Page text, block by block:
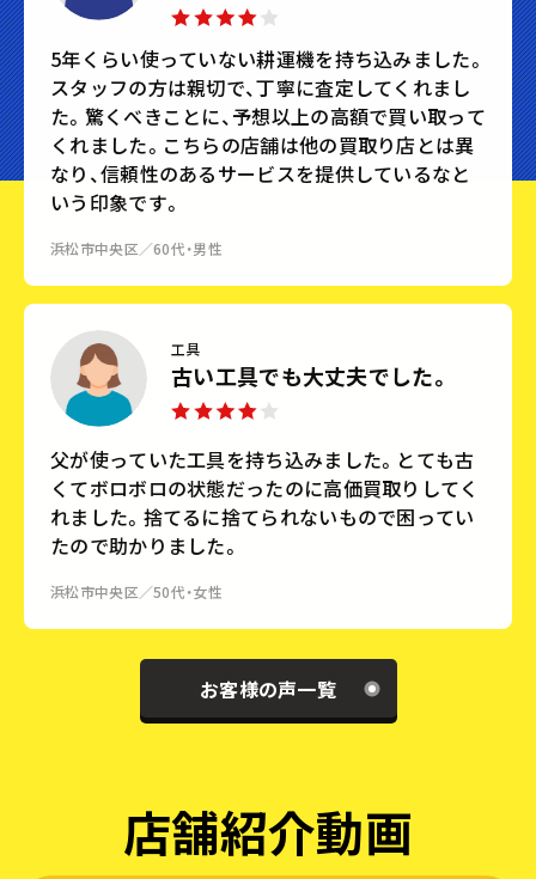
5年くらい使っていない耕運機を持ち込みました。
スタッフの方は親切で、丁寧に査定してくれまし
た。驚くべきことに、予想以上の高額で買い取って
くれました。こちらの店舗は他の買取り店とは異
なり、信頼性のあるサービスを提供しているなと
いう印象です。
浜松市中央区／60代・男性
工具
古い工具でも大丈夫でした。
父が使っていた工具を持ち込みました。とても古
くてボロボロの状態だったのに高価買取りしてく
れました。捨てるに捨てられないもので困ってい
たので助かりました。
浜松市中央区／50代・女性
お客様の声一覧
店舗紹介動画